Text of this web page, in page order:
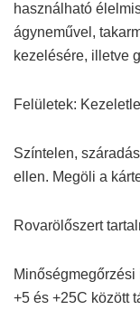
használható
ágyneművel,
kezelésére, illetve
Felületek:
Színtelen,
ellen. Megöli a
Rovarölőszert
+5 és +25C között